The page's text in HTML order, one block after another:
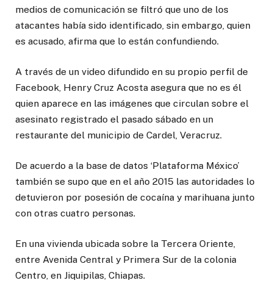
medios de comunicación se filtró que uno de los
atacantes había sido identificado, sin embargo, quien
es acusado, afirma que lo están confundiendo.
A través de un video difundido en su propio perfil de
Facebook, Henry Cruz Acosta asegura que no es él
quien aparece en las imágenes que circulan sobre el
asesinato registrado el pasado sábado en un
restaurante del municipio de Cardel, Veracruz.
De acuerdo a la base de datos ‘Plataforma México’
también se supo que en el año 2015 las autoridades lo
detuvieron por posesión de cocaína y marihuana junto
con otras cuatro personas.
En una vivienda ubicada sobre la Tercera Oriente,
entre Avenida Central y Primera Sur de la colonia
Centro, en Jiquipilas, Chiapas.